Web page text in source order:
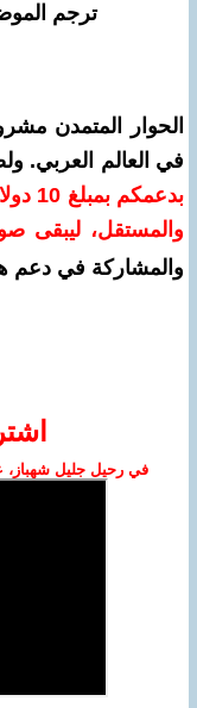
ترجم
الحوار المتمدن
في العالم العربي.
والمستقل، ليبقى
والمشاركة في دعم
في رحيل جليل شهباز،